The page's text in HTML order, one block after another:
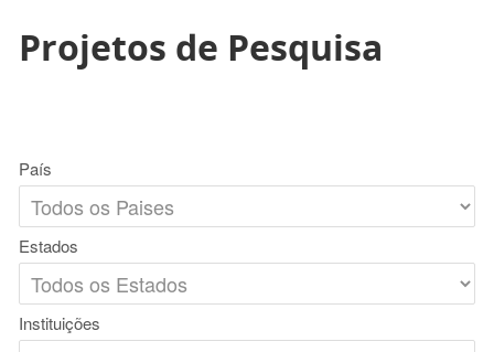
Projetos de Pesquisa
País
Estados
Instituições